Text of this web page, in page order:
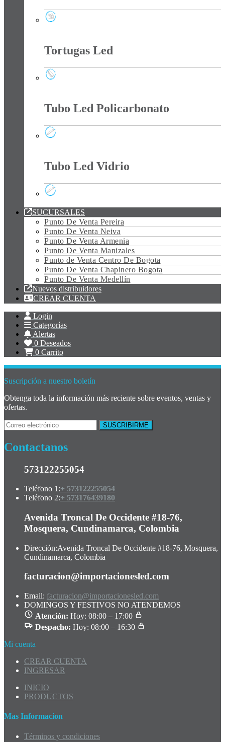
Tortugas Led
Tubo Led Policarbonato
Tubo Led Vidrio
SUCURSALES
Punto De Venta Pereira
Punto De Venta Neiva
Punto De Venta Armenia
Punto De Venta Manizales
Punto de Venta Centro De Bogota
Punto De Venta Chapinero Bogota
Punto De Venta Medellín
Nuevos distribuidores
CREAR CUENTA
Login
Categorías
Alertas
0 Deseados
0 Carrito
Suscripción a nuestro boletín
Obtenga toda la información más reciente sobre eventos, ventas y
ofertas.
Contactanos
573122255054
Teléfono 1:+ 573122255054
Teléfono 2:+ 573176439180
Avenida Troncal De Occidente #18-76,
Mosquera, Cundinamarca, Colombia
Dirección:Avenida Troncal De Occidente #18-76, Mosquera,
Cundinamarca, Colombia
facturacion@importacionesled.com
Email: facturacion@importacionesled.com
DOMINGOS Y FESTIVOS NO ATENDEMOS
Atención: Hoy: 08:00 – 17:00
Despacho: Hoy: 08:00 – 16:30
Mi cuenta
CREAR CUENTA
INGRESAR
INICIO
PRODUCTOS
Mas Informacion
Términos y condiciones